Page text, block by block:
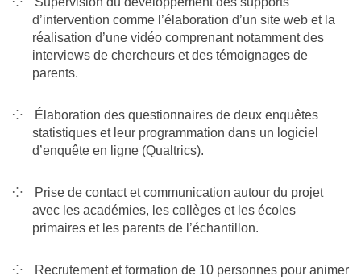
d’intervention comme l’élaboration d’un site web et la
réalisation d’une vidéo comprenant notamment des
interviews de chercheurs et des témoignages de
parents.
Élaboration des questionnaires de deux enquêtes
statistiques et leur programmation dans un logiciel
d’enquête en ligne (Qualtrics).
Prise de contact et communication autour du projet
avec les académies, les collèges et les écoles
primaires et les parents de l’échantillon.
Recrutement et formation de 10 personnes pour animer